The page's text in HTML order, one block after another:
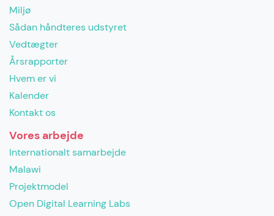
Miljø
Sådan håndteres udstyret
Vedtægter
Årsrapporter
Hvem er vi
Kalender
Kontakt os
Vores arbejde
Internationalt samarbejde
Malawi
Projektmodel
Open Digital Learning Labs